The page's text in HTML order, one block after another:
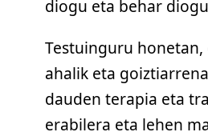
diogu eta behar
Testuinguru
ahalik eta
dauden terapia eta
erabilera eta lehen